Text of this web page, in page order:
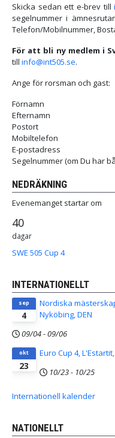
Skicka sedan ett e-brev till
segelnummer i
Telefon/Mobilnummer,
För att bli ny medlem i
till info@int505.se.
Ange för rorsman och gast:
Förnamn
Efternamn
Postort
Mobiltelefon
E-postadress
Segelnummer (om Du har
NEDRÄKNING
Evenemanget startar om
40
dagar
SWE 505 Cup 4
INTERNATIONELLT
4
sep
Nordiska
Nyköbing, DEN
09/04-09/06
23
okt
Euro Cup 4,
10/23- 10/25
Internationell kalender
NATIONELLT